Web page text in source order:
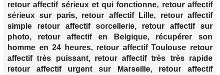
retour affectif sérieux et qui fonctionne, retour affectif
sérieux sur paris, retour affectif Lille, retour affectif
simple retour affectif sorcellerie, retour affectif sur
photo, retour affectif en Belgique, récupérer son
homme en 24 heures, retour affectif Toulouse retour
affectif très puissant, retour affectif très très rapide
retour affectif urgent sur Marseille, retour affectif